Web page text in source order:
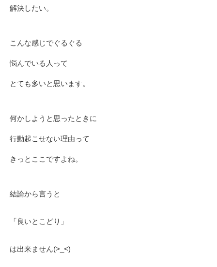
解決したい。
こんな感じでぐるぐる
悩んでいる人って
とても多いと思います。
何かしようと思ったときに
行動起こせない理由って
きっとここですよね。
結論から言うと
「良いとこどり」
は出来ません(>_<)